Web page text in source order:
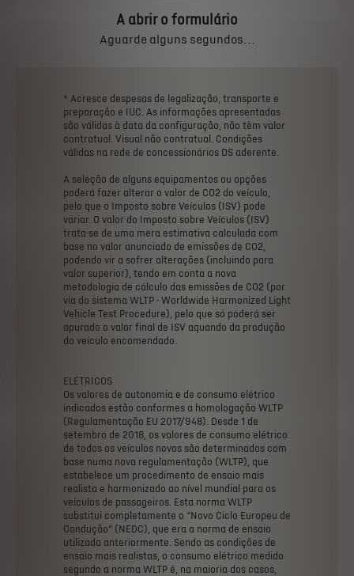
A abrir o formulário
Aguarde alguns segundos…
* Acresce despesas de legalização, transporte e
preparação e IUC. As informações apresentadas
são válidas à data da configuração, não têm valor
contratual.
Visual não contratual.
Condições
válidas na rede de concessionários DS aderente.
A seleção de alguns equipamentos ou opções
poderá fazer alterar o valor de CO2 do veículo,
pelo que o Imposto sobre Veículos (ISV) pode
variar. O valor do Imposto sobre Veículos (ISV)
trata-se de uma mera estimativa calculada com
base no valor anunciado de emissões de CO2,
podendo vir a sofrer alterações (incluindo para
valor superior), tendo em conta a nova
metodologia de cálculo das emissões de CO2 (por
via do sistema WLTP - Worldwide Harmonized Light
Vehicle Test Procedure), pelo que só poderá ser
apurado o valor final de ISV aquando da produção
do veículo encomendado.
ELÉTRICOS
Os valores de autonomia e de consumo elétrico
indicados estão conformes a homologação WLTP
(Regulamentação EU 2017/948). Desde 1 de
setembro de 2018, os valores de consumo elétrico
de todos os veículos novos são determinados com
base numa nova regulamentação (WLTP), que
estabelece um procedimento de ensaio mais
realista e harmonizado ao nível mundial para os
veículos de passageiros. Esta norma WLTP
substitui completamente o “Novo Ciclo Europeu de
Condução” (NEDC), que era a norma de ensaio
utilizada anteriormente. Sendo as condições de
ensaio mais realistas, o consumo elétrico medido
segundo a norma WLTP é, na maioria dos casos,